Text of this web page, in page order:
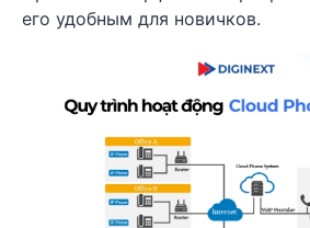
его удобным для новичков.